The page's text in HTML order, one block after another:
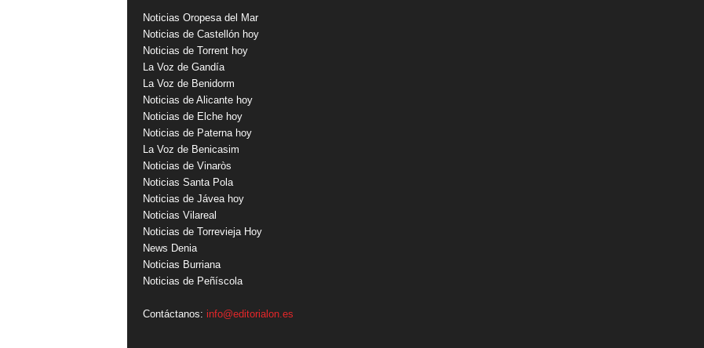
Noticias Oropesa del Mar
Noticias de Castellón hoy
Noticias de Torrent hoy
La Voz de Gandía
La Voz de Benidorm
Noticias de Alicante hoy
Noticias de Elche hoy
Noticias de Paterna hoy
La Voz de Benicasim
Noticias de Vinaròs
Noticias Santa Pola
Noticias de Jávea hoy
Noticias Vilareal
Noticias de Torrevieja Hoy
News Denia
Noticias Burriana
Noticias de Peñíscola
Contáctanos: info@editorialon.es